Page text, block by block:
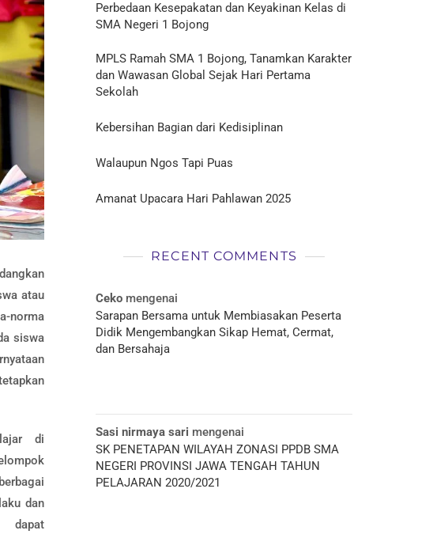
atau
norma
siswa
di
dan
dapat
Perbedaan Kesepakatan dan Keyakinan Kelas di
SMA Negeri 1 Bojong
MPLS Ramah SMA 1 Bojong, Tanamkan Karakter
dan Wawasan Global Sejak Hari Pertama
Sekolah
Kebersihan Bagian dari Kedisiplinan
Walaupun Ngos Tapi Puas
Amanat Upacara Hari Pahlawan 2025
RECENT COMMENTS
Ceko mengenai
Sarapan Bersama untuk Membiasakan Peserta
Didik Mengembangkan Sikap Hemat, Cermat,
dan Bersahaja
Sasi nirmaya sari mengenai
SK PENETAPAN WILAYAH ZONASI PPDB SMA
NEGERI PROVINSI JAWA TENGAH TAHUN
PELAJARAN 2020/2021